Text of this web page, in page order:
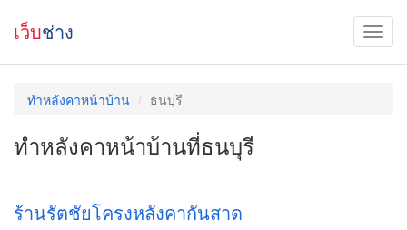
เว็บช่าง
ทําหลังคาหน้าบ้าน ธนบุรี
ทําหลังคาหน้าบ้านที่ธนบุรี
ร้านรัตชัยโครงหลังคากันสาด